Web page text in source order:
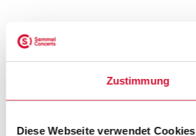
Zustimmung
Diese Webseite verwendet Cookies